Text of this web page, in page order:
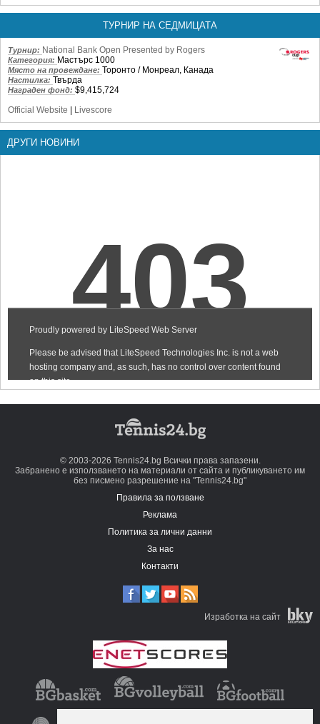
ТУРНИР НА СЕДМИЦАТА
Турнир: National Bank Open Presented by Rogers
Категория: Мастърс 1000
Място на провеждане: Торонто / Монреал, Канада
Настилка: Твърда
Награден фонд: $9,415,724
Official Website
Livescore
ДРУГИ НОВИНИ
© 2003-2026 Tennis24.bg Всички права запазени.
Забранено е използването на материали от сайта и публикуването им
без писмено разрешение на "Tennis24.bg"
Правила за ползване
Реклама
Политика за лични данни
За нас
Контакти
Изработка на сайт